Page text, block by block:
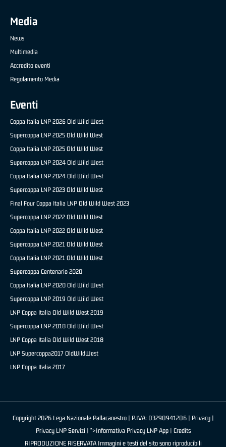
Media
News
Multimedia
Accredito eventi
Regolamento Media
Eventi
Coppa Italia LNP 2026 Old Wild West
Supercoppa LNP 2025 Old Wild West
Coppa Italia LNP 2025 Old Wild West
Supercoppa LNP 2024 Old Wild West
Coppa Italia LNP 2024 Old Wild West
Supercoppa LNP 2023 Old Wild West
Final Four Coppa Italia LNP Old Wild West 2023
Supercoppa LNP 2022 Old Wild West
Coppa Italia LNP 2022 Old Wild West
Supercoppa LNP 2021 Old Wild West
Coppa Italia LNP 2021 Old Wild West
Supercoppa Centenario 2020
Coppa Italia LNP 2020 Old Wild West
Supercoppa LNP 2019 Old Wild West
LNP Coppa Italia Old Wild West 2019
Supercoppa LNP 2018 Old Wild West
LNP Coppa Italia Old Wild West 2018
LNP Supercoppa2017 OldWildWest
LNP Coppa Italia 2017
Copyright 2026 Lega Nazionale Pallacanestro | P.IVA: 03290941206 | Privacy|
Privacy LNP Servizi | ">Informativa Privacy LNP App | Credits
RIPRODUZIONE RISERVATA Immagini e testi del sito sono riproducibili